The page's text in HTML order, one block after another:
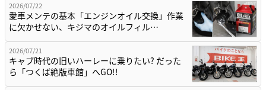
2026/07/22
愛車メンテの基本「エンジンオイル交換」作業
に欠かせない、キジマのオイルフィル…
2026/07/21
キャブ時代の旧いハーレーに乗りたい? だった
ら「つくば絶版車館」へGO!!